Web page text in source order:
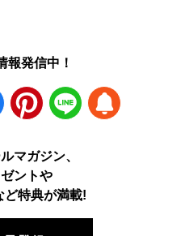
報発信中！
Pinterest LINE
マガジン、
ントや
ど特典が満載!